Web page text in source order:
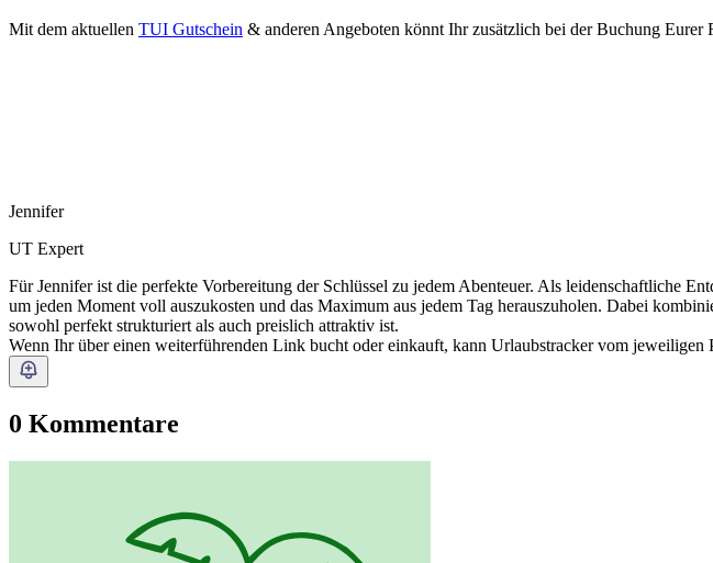
Mit dem aktuellen TUI Gutschein & anderen Angeboten könnt Ihr zusätzlich bei der Buchung Eurer
Jennifer
UT Expert
Für Jennifer ist die perfekte Vorbereitung der Schlüssel zu jedem Abenteuer. Als leidenschaftliche
um jeden Moment voll auszukosten und das Maximum aus jedem Tag herauszuholen. Dabei
sowohl perfekt strukturiert als auch preislich attraktiv ist.
Wenn Ihr über einen weiterführenden Link bucht oder einkauft, kann Urlaubstracker vom
0 Kommentare